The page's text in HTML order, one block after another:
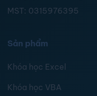
MST: 0315976395
Sản phẩm
Khóa học Excel
Khóa học VBA